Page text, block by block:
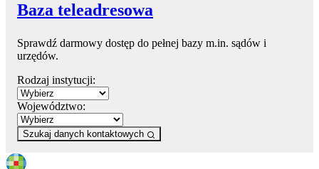
Baza teleadresowa
Sprawdź darmowy dostęp do pełnej bazy m.in. sądów i
urzędów.
Rodzaj instytucji:
Województwo:
Szukaj danych kontaktowych